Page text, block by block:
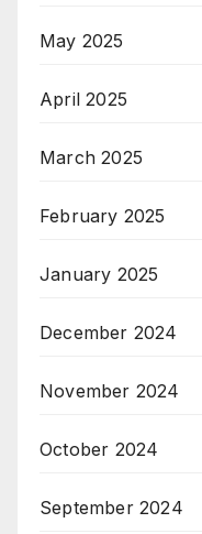
May 2025
April 2025
March 2025
February 2025
January 2025
December 2024
November 2024
October 2024
September 2024